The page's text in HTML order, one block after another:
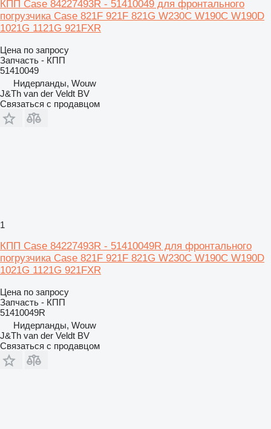
КПП Case 84227493R - 51410049 для фронтального
погрузчика Case 821F 921F 821G W230C W190C W190D
1021G 1121G 921FXR
Цена по запросу
Запчасть - КПП
51410049
Нидерланды, Wouw
J&Th van der Veldt BV
Связаться с продавцом
1
КПП Case 84227493R - 51410049R для фронтального
погрузчика Case 821F 921F 821G W230C W190C W190D
1021G 1121G 921FXR
Цена по запросу
Запчасть - КПП
51410049R
Нидерланды, Wouw
J&Th van der Veldt BV
Связаться с продавцом